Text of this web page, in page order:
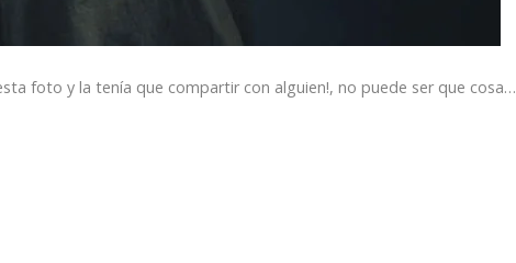
foto y la tenía que compartir con alguien!, no puede ser que cosa…